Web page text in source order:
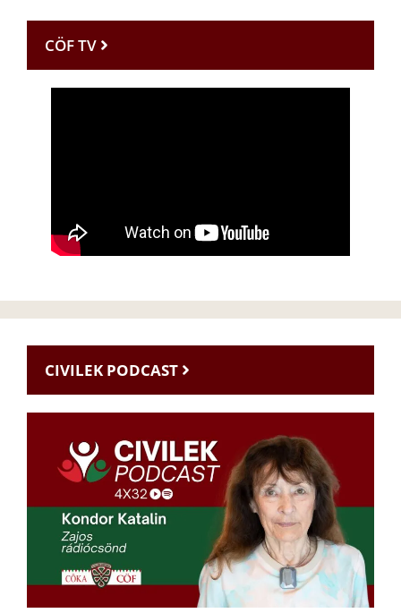
CÖF TV
CIVILEK PODCAST